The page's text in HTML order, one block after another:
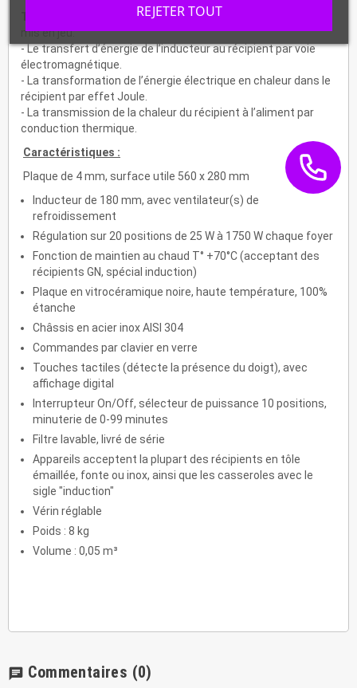
Trois phénomènes physiquessont donc successivement
mis en jeu:
- Le transfert d’énergie de l’inducteur au récipient par voie
électromagnétique.
- La transformation de l’énergie électrique en chaleur dans le
récipient par effet Joule.
- La transmission de la chaleur du récipient à l’aliment par
conduction thermique.
Caractéristiques :
Plaque de 4 mm, surface utile 560 x 280 mm
Inducteur de 180 mm, avec ventilateur(s) de
refroidissement
Régulation sur 20 positions de 25 W à 1750 W chaque foyer
Fonction de maintien au chaud T° +70°C (acceptant des
récipients GN, spécial induction)
Plaque en vitrocéramique noire, haute température, 100%
étanche
Châssis en acier inox AISI 304
Commandes par clavier en verre
Touches tactiles (détecte la présence du doigt), avec
affichage digital
Interrupteur On/Off, sélecteur de puissance 10 positions,
minuterie de 0-99 minutes
Filtre lavable, livré de série
Appareils acceptent la plupart des récipients en tôle
émaillée, fonte ou inox, ainsi que les casseroles avec le
sigle "induction"
Vérin réglable
Poids : 8 kg
Volume : 0,05 m³
chat Commentaires (0)
REJETER TOUT